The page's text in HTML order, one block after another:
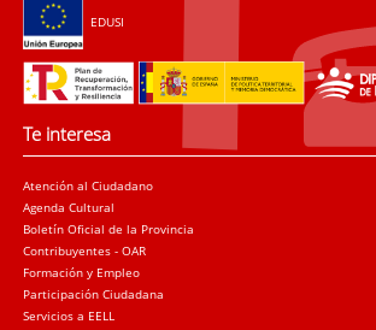
EDUSI
Te interesa
Atención al Ciudadano
Agenda Cultural
Boletín Oficial de la Provincia
Contribuyentes - OAR
Formación y Empleo
Participación Ciudadana
Servicios a EELL